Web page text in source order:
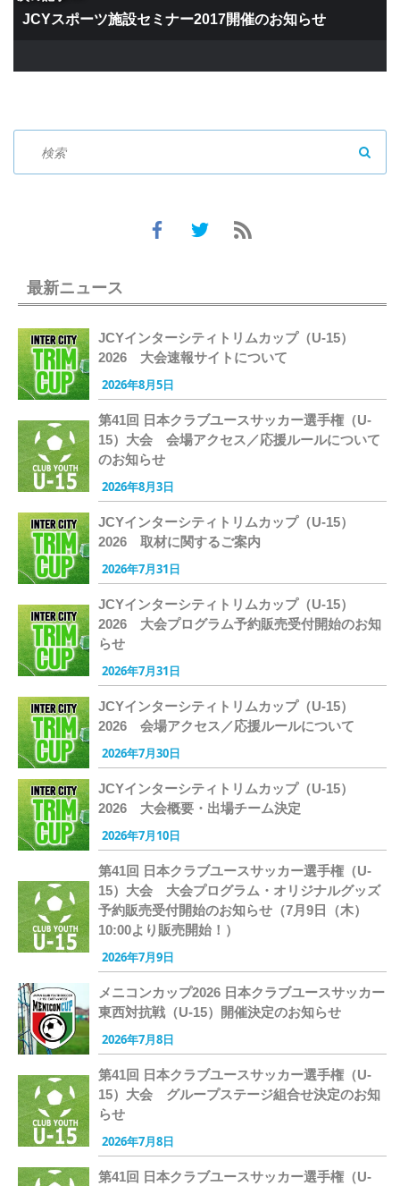
JCYスポーツ施設セミナー2017開催のお知らせ
最新ニュース
JCYインターシティトリムカップ（U-15）
2026 大会速報サイトについて
2026年8月5日
第41回 日本クラブユースサッカー選手権（U-
15）大会 会場アクセス／応援ルールについて
のお知らせ
2026年8月3日
JCYインターシティトリムカップ（U-15）
2026 取材に関するご案内
2026年7月31日
JCYインターシティトリムカップ（U-15）
2026 大会プログラム予約販売受付開始のお知
らせ
2026年7月31日
JCYインターシティトリムカップ（U-15）
2026 会場アクセス／応援ルールについて
2026年7月30日
JCYインターシティトリムカップ（U-15）
2026 大会概要・出場チーム決定
2026年7月10日
第41回 日本クラブユースサッカー選手権（U-
15）大会 大会プログラム・オリジナルグッズ
予約販売受付開始のお知らせ（7月9日（木）
10:00より販売開始！）
2026年7月9日
メニコンカップ2026 日本クラブユースサッカー
東西対抗戦（U-15）開催決定のお知らせ
2026年7月8日
第41回 日本クラブユースサッカー選手権（U-
15）大会 グループステージ組合せ決定のお知
らせ
2026年7月8日
第41回 日本クラブユースサッカー選手権（U-